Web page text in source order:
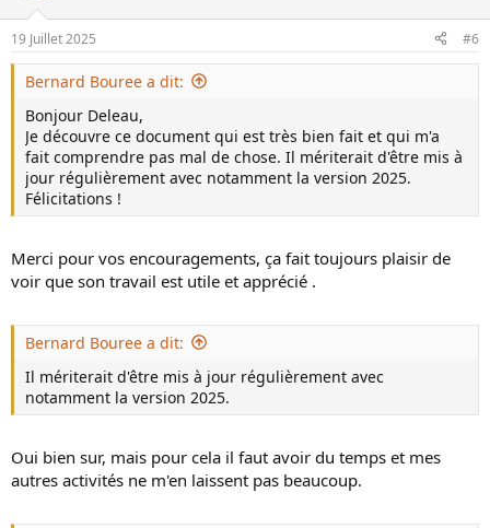
t
i
o
19 Juillet 2025 #6
Bernard Bouree a dit:
Bonjour Deleau,
Je découvre ce document qui est très bien fait et qui m'a
fait comprendre pas mal de chose. Il mériterait d'être mis à
jour régulièrement avec notamment la version 2025.
Félicitations !
Merci pour vos encouragements, ça fait toujours plaisir de
voir que son travail est utile et apprécié .
Bernard Bouree a dit:
Il mériterait d'être mis à jour régulièrement avec
notamment la version 2025.
Oui bien sur, mais pour cela il faut avoir du temps et mes
autres activités ne m'en laissent pas beaucoup.